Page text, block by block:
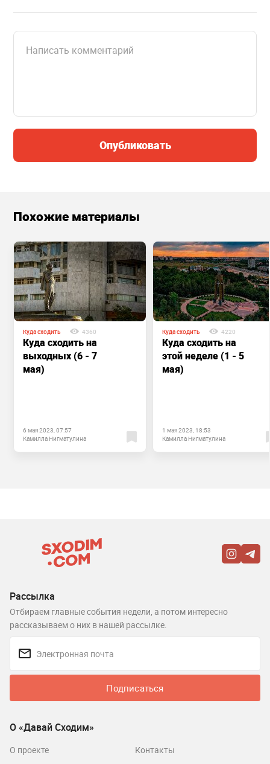
Опубликовать
Похожие материалы
Куда сходить 4360
Куда сходить на
выходных (6 - 7
мая)
6 мая 2023, 07:57
Камилла Нигматулина
Куда сходить 4220
Куда сходить на
этой неделе (1 - 5
мая)
1 мая 2023, 18:53
Камилла Нигматулина
Рассылка
Отбираем главные события недели, а потом интересно
рассказываем о них в нашей рассылке.
Подписаться
О «Давай Сходим»
О проекте Контакты